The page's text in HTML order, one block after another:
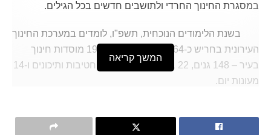
במסגרת החינוך החרדי ולתושבים חדשים בכל הגילים.
בשנת הלימודים הנוכחית, תשפ"ו, לומדים במערכת החינוך
העירונית בחריש כ-15,164 תלמידים, ב-193 מוסדות חינוך
בעיר – 148 גנים, 22 בתי ספר יסודיים, 9 חטיבות ותיכונים ו-14
מעונות יום.
המשך קריאה